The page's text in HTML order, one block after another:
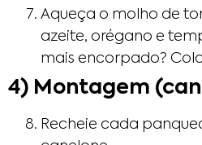
Aqueça o molho de
azeite, orégano e
mais encorpado?
4) Montagem
Recheie cada